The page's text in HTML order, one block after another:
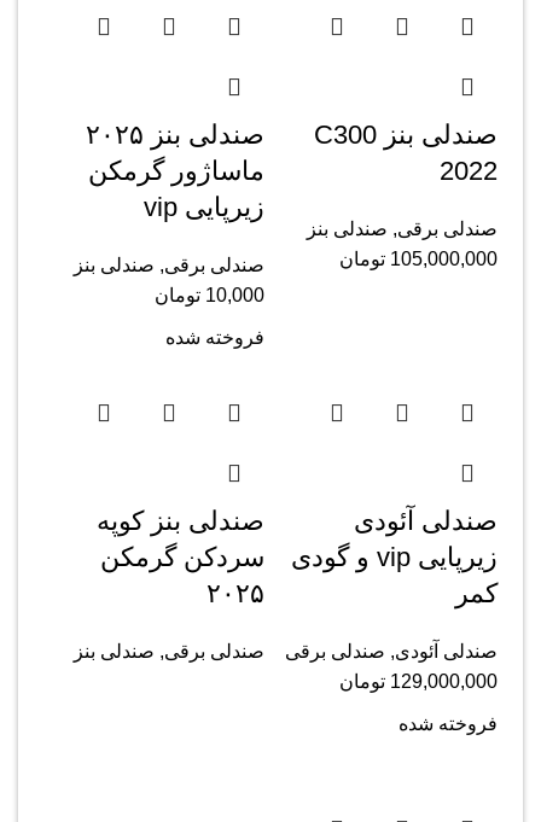
صندلی بنز C300
2022
صندلی برقی, صندلی بنز
105,000,000 تومان
صندلی بنز ۲۰۲۵
ماساژور گرمکن
زیرپایی vip
صندلی برقی, صندلی بنز
10,000 تومان
صندلی آئودی
زیرپایی vip و گودی
کمر
صندلی آئودی, صندلی برقی
129,000,000 تومان
فروخته شده
صندلی بنز کوپه
سردکن گرمکن
۲۰۲۵
صندلی برقی, صندلی بنز
فروخته شده